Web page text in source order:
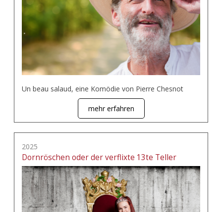
Un beau salaud, eine Komödie von Pierre Chesnot
mehr erfahren
2025
Dornröschen oder der verflixte 13te Teller